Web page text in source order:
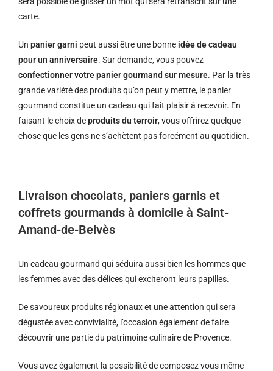
carte.
Un panier garni peut aussi être une bonne idée de cadeau
pour un anniversaire. Sur demande, vous pouvez
confectionner votre panier gourmand sur mesure. Par la très
grande variété des produits qu’on peut y mettre, le panier
gourmand constitue un cadeau qui fait plaisir à recevoir. En
faisant le choix deproduits du terroir, vous offrirez quelque
chose que les gens ne s’achètent pas forcément au quotidien.
Livraison chocolats, paniers garnis et
coffrets gourmands à domicile à Saint-
Amand-de-Belvès
Un cadeau gourmand qui séduira aussi bien les hommes que
les femmes avec des délices qui exciteront leurs papilles.
De savoureux produits régionaux et une attention qui sera
dégustée avec convivialité, l’occasion également de faire
découvrir une partie du patrimoine culinaire de Provence.
Vous avez également la possibilité de composez vous même